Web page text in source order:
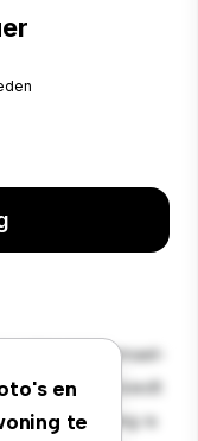
en
te
1170, Watermael-
biedt
open indeling is